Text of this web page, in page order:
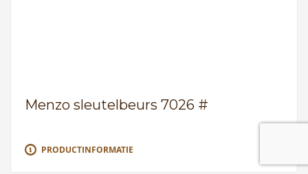
Menzo sleutelbeurs 7026 #
PRODUCTINFORMATIE